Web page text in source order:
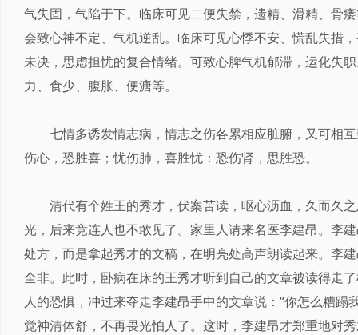
气失固，气陷于下。临床可见二便失禁，遗精、滑精、骨
会致心神不定、气机逆乱。临床可见心悸不安、慌乱失措
未决，思虑担忧的复合情绪。可致心脾气机郁滞，运化失
力、食少、腹胀、便溏等。
七情多诱发情志病，情志之伤各累相应脏腑，又可相
伤心，恐胜喜；忧伤肺，喜胜忧：恐伤肾，思胜恐。
清代有个姓王的秀才，伏案苦读，呕心沥血，久而久
光，后来竞连人也不敢见了。家里人请来名医李建昂。李
处方，而是拿起秀才的文稿，在明亮处高声朗读起来。李
全非。此时，卧病在床的王秀才听到自己的文章被读得走
人的恐惧，冲过来夺走李建昂手中的文章说：“你怎么糟
觉神清体舒，不再畏光怕人了。这时，李建昂才郑重地对